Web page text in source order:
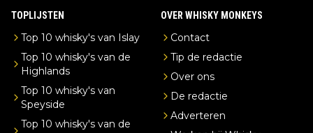
TOPLIJSTEN
Top 10 whisky's van Islay
Top 10 whisky's van de
Highlands
Top 10 whisky's van
Speyside
Top 10 whisky's van de
OVER WHISKY MONKEYS
Contact
Tip de redactie
Over ons
De redactie
Adverteren